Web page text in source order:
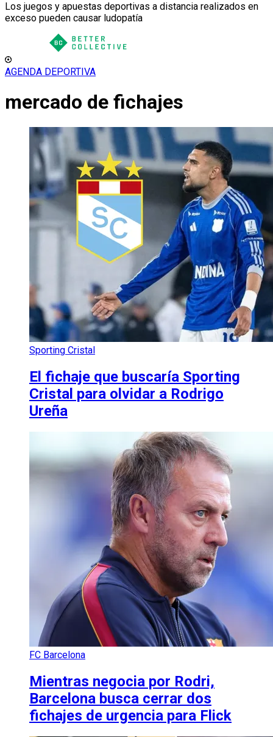
Los juegos y apuestas deportivas a distancia realizados en
exceso pueden causar ludopatía
AGENDA DEPORTIVA
mercado de fichajes
Sporting Cristal
El fichaje que buscaría Sporting
Cristal para olvidar a Rodrigo
Ureña
FC Barcelona
Mientras negocia por Rodri,
Barcelona busca cerrar dos
fichajes de urgencia para Flick